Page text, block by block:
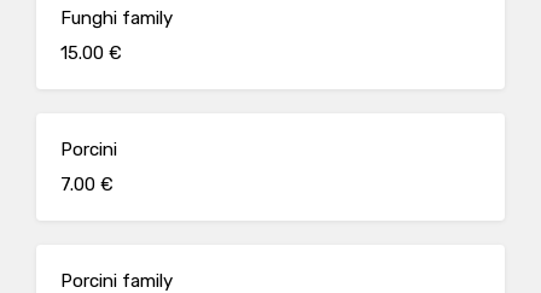
Funghi family
15.00 €
Porcini
7.00 €
Porcini family